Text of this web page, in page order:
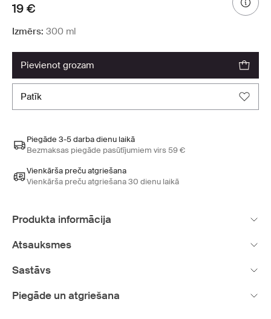
19 €
Izmērs: 300 ml
pievienot grozam
patīk
Piegāde 3-5 darba dienu laikā
Bezmaksas piegāde pasūtījumiem virs 59 €
Vienkārša preču atgriešana
Vienkārša preču atgriešana 30 dienu laikā
Produkta informācija
Atsauksmes
Sastāvs
Piegāde un atgriešana